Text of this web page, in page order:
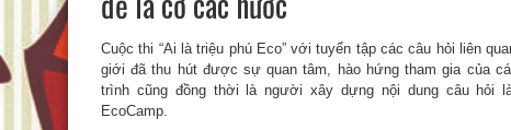
Cuộc thi “Ai là triệu phú Eco” với tuyển tập các câu hỏi liên
giới đã thu hút được sự quan tâm, hào hứng tham gia của
trình cũng đồng thời là người xây dựng nội dung câu hỏi
EcoCamp.